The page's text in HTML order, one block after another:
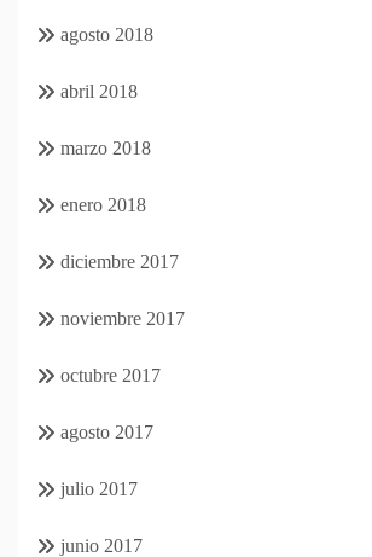
agosto 2018
abril 2018
marzo 2018
enero 2018
diciembre 2017
noviembre 2017
octubre 2017
agosto 2017
julio 2017
junio 2017